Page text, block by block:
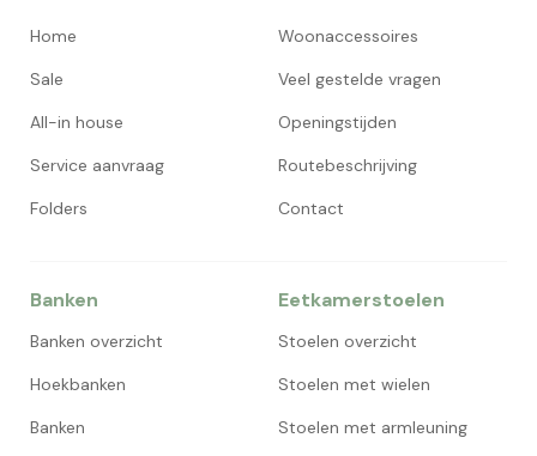
Home
Sale
All-in house
Service aanvraag
Folders
Woonaccessoires
Veel gestelde vragen
Openingstijden
Routebeschrijving
Contact
Banken
Banken overzicht
Hoekbanken
Banken
Eetkamerstoelen
Stoelen overzicht
Stoelen met wielen
Stoelen met armleuning